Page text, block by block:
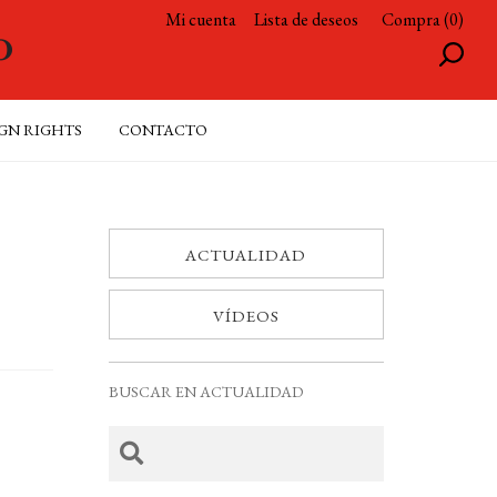
Mi cuenta Lista de deseos Compra (0)
RIGHTS CONTACTO
ACTUALIDAD
VÍDEOS
BUSCAR EN ACTUALIDAD